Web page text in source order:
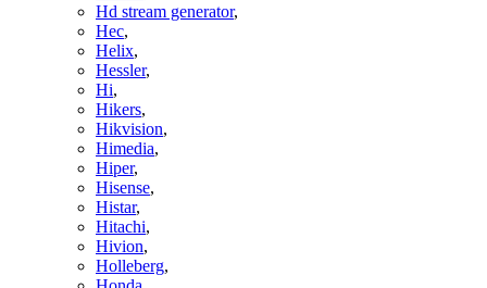
Hd stream generator,
Hec,
Helix,
Hessler,
Hi,
Hikers,
Hikvision,
Himedia,
Hiper,
Hisense,
Histar,
Hitachi,
Hivion,
Holleberg,